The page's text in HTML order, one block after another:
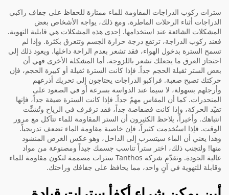
سترات ركوب الدراجات المقاومة للماء ممتازة للحفاظ على جفاف راكبي
الدراجات أثناء الرحلات الماطرة. ومع ذلك، يواجه الأشخاص بعض
المشكلات الشائعة عند استخدامها. إحدى هذه المشكلات هي قابلية التهوية.
فعند ركوب الدراجة، ترتفع درجة حرارة الجسم وتتعرق بكثرة. وإذا لم
تسمح السترة بدخول الهواء، فقد تشعر بعدم الراحة داخلها. ويعود ذلك إلى
احتجاز العرق ما يجعلك تشعر باللزوجة. أما المشكلة الأخرى فهي أن
بعض الستر ثقيلة الحجم جداً. فإذا كانت السترة ثقيلة أو كبيرة الحجم، فإن
حركتك تصبح صعبة. فراكبو الدراجات يحتاجون إلى تحريك أذرعهم
وأرجلهم بسهولة، لا سيما عند الدواسة بسرعة أو في الصعود على
المنحدرات. كما أن المقاس مهمٌ جداً. فإذا كانت السترة ضيقة جداً، فإنها
تقيّد الحركة، وإذا كانت فضفاضة جداً، فقد ترفرف في الرياح وتُشتِّت
انتباهك. وأخيراً، يلاحظ الكثيرون أن الستر المقاومة للماء تتآكل مع مرور
الوقت. فإذا استُخدمت كثيراً، فإن خاصية مقاومة الماء تضعف تدريجياً.
وهذا يعني أن الماء سيتسرب إلى الداخل، وهو عكس الغرض المنشود
منها! ولتجنب ذلك، اختر ستراً تناسب جسمك جيداً ومصنوعة من مواد
عالية الجودة. وتقدّم شركة Tanthos سترات مصممة لتكون مقاومة للماء
وقابلة للتهوية في آنٍ واحد، مما يحافظ على جفافك وراحتك.